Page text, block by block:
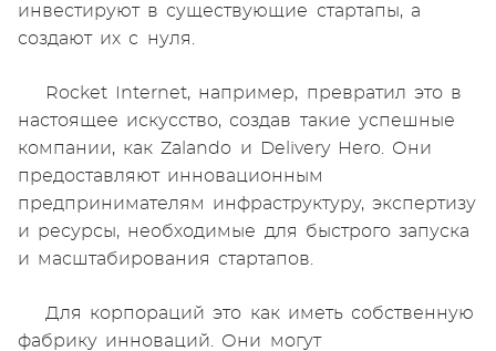
инвестируют в существующие стартапы, а
создают их с нуля.
Rocket Internet, например, превратил это в
настоящее искусство, создав такие успешные
компании, как Zalando и Delivery Hero. Они
предоставляют инновационным
предпринимателям инфраструктуру, экспертизу
и ресурсы, необходимые для быстрого запуска
и масштабирования стартапов.
Для корпораций это как иметь собственную
фабрику инноваций. Они могут